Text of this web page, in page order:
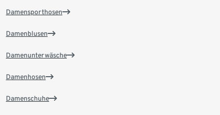
Damensporthosen
Damenblusen
Damenunterwäsche
Damenhosen
Damenschuhe